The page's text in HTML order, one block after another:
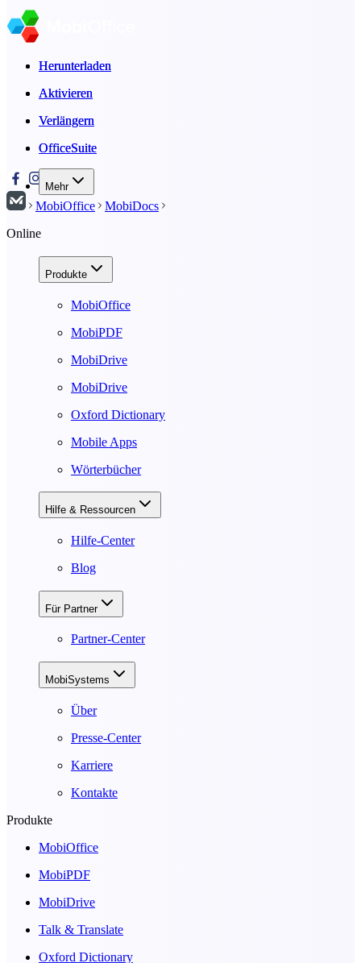
Herunterladen
Aktivieren
Verlängern
OfficeSuite
Mehr
Herunterladen
Aktivieren
Verlängern
OfficeSuite
MobiOffice
MobiDocs
Online
Produkte
MobiOffice
MobiPDF
MobiDrive
MobiDrive
Oxford Dictionary
Mobile Apps
Wörterbücher
Hilfe & Ressourcen
Hilfe-Center
Blog
Für Partner
Partner-Center
MobiSystems
Über
Presse-Center
Karriere
Kontakte
Produkte
MobiOffice
MobiPDF
MobiDrive
Talk & Translate
Oxford Dictionary